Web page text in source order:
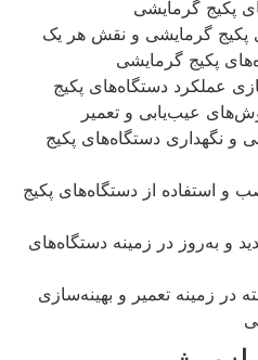
پکیج گرمایشی
پکیج گرمایشی و نقش هر یک
پکیج گرمایشی
عملکرد دستگاه‌های پکیج
عیب‌یابی و تعمیر
و نگهداری دستگاه‌های پکیج
و استفاده از دستگاه‌های پکیج
و به‌روز در زمینه دستگاه‌های
در زمینه تعمیر و بهینه‌سازی